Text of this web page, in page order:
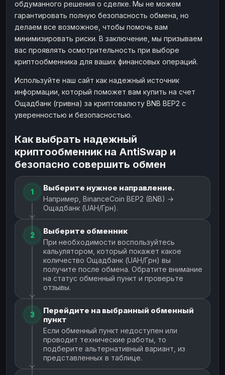
обдуманного решения о сделке. Мы не можем
гарантировать полную безопасность обмена, но
делаем все возможное, чтобы помочь вам
минимизировать риски. В заключение, мы призываем
вас проявлять осмотрительность при выборе
криптообменника для ваших финансовых операций.
Используйте наш сайт как надежный источник
информации, который поможет вам купить на счет
Ощадбанк (гривна) за криптовалюту BNB BEP2 с
уверенностью и безопасностью.
Как выбрать надежный
криптообменник на AntiSwap и
безопасно совершить обмен
1 Выберите нужное направление.
Например, BinanceCoin BEP2 (BNB) →
Ощадбанк (UAH/Грн).
2 Выберите обменник
При необходимости воспользуйтесь
кальулятором, который покажет какое
количество Ощадбанк (UAH/Грн) вы
получите после обмена. Обратите внимание
на статус обменный пункт и проверьте
отзывы.
3
Перейдите на выбранный обменный
пункт
Если обменный пункт недоступен или
проводит технические работы, то
подберите альтернативный вариант, из
представленных в таблице.